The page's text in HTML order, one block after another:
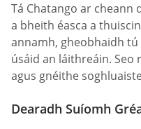
Tá Chatango ar cheann
a bheith éasca a
annamh, gheobhaidh
úsáid an láithreáin.
agus gnéithe
Dearadh Suíomh